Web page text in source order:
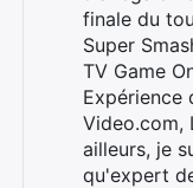
finale du
Super
TV Game
Expérience
Video.com,
ailleurs, je
qu'expert